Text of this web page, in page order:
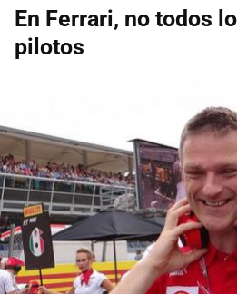
En Ferrari, no todos
pilotos